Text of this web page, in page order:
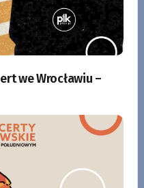
we Wrocławiu –